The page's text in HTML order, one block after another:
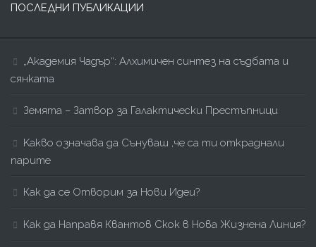
ПОСЛЕДНИ ПУБЛИКАЦИИ
„Академия Чадър“: Алхимичен синтез на съдбата и
сянката
Земята – Затвор за Галактически Престъпници
Kакво означава да Сънуваш ,че са ти откраднали
парите
Как да се Отворим за Нови Идеи?
Как да Направя Квантов Скок в Нова Жизнена Линия?